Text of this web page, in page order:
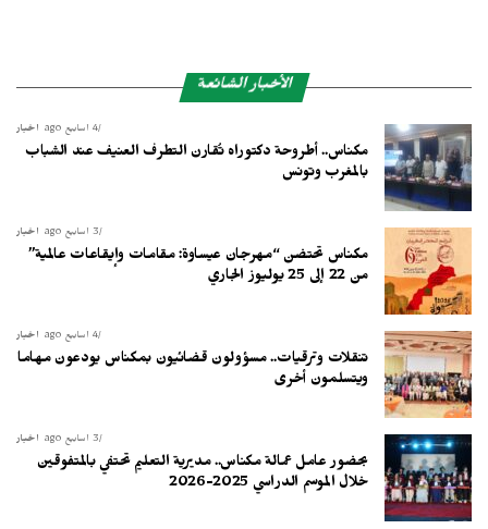
الأخبار الشائعة
أخبار 4 أسابيع ago
مكناس.. أطروحة دكتوراه تُقارن التطرف العنيف عند الشباب
بالمغرب وتونس
أخبار 3 أسابيع ago
مكناس تحتضن “مهرجان عيساوة: مقامات وإيقاعات عالمية”
من 22 إلى 25 يوليوز الجاري
أخبار 4 أسابيع ago
تنقلات وترقيات.. مسؤولون قضائيون بمكناس يودعون مهاما
ويتسلمون أخرى
أخبار 3 أسابيع ago
بحضور عامل عمالة مكناس.. مديرية التعليم تحتفي بالمتفوقين
خلال الموسم الدراسي 2025-2026